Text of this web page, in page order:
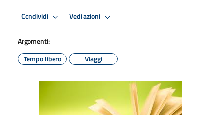
Condividi Vedi azioni
Argomenti:
Tempo libero
Viaggi